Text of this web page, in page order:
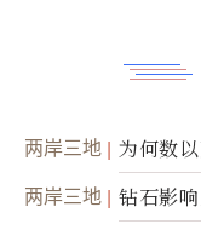
两岸三地
为何数
达
两岸三地 钻石影